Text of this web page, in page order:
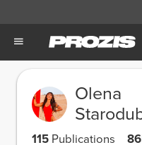
Olena
115 Publications